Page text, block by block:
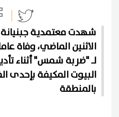
شهدت معتمدية جبنيانة
الاثنين الماضي، وفاة
لـ "ضربة شمس" أثناء
البيوت المكيفة بإحدى
بالمنطقة